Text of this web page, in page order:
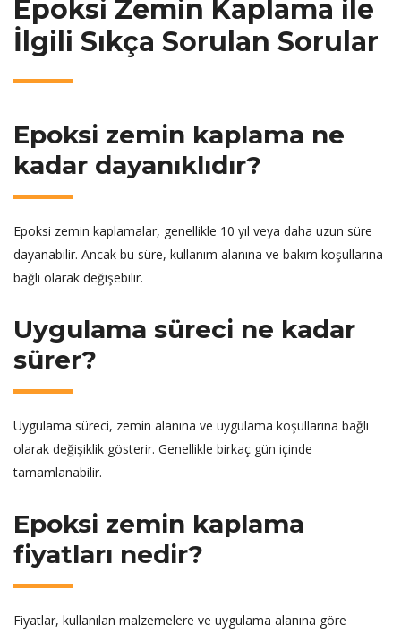
Epoksi Zemin Kaplama ile
İlgili Sıkça Sorulan Sorular
Epoksi zemin kaplama ne
kadar dayanıklıdır?
Epoksi zemin kaplamalar, genellikle 10 yıl veya daha uzun süre
dayanabilir. Ancak bu süre, kullanım alanına ve bakım koşullarına
bağlı olarak değişebilir.
Uygulama süreci ne kadar
sürer?
Uygulama süreci, zemin alanına ve uygulama koşullarına bağlı
olarak değişiklik gösterir. Genellikle birkaç gün içinde
tamamlanabilir.
Epoksi zemin kaplama
fiyatları nedir?
Fiyatlar, kullanılan malzemelere ve uygulama alanına göre